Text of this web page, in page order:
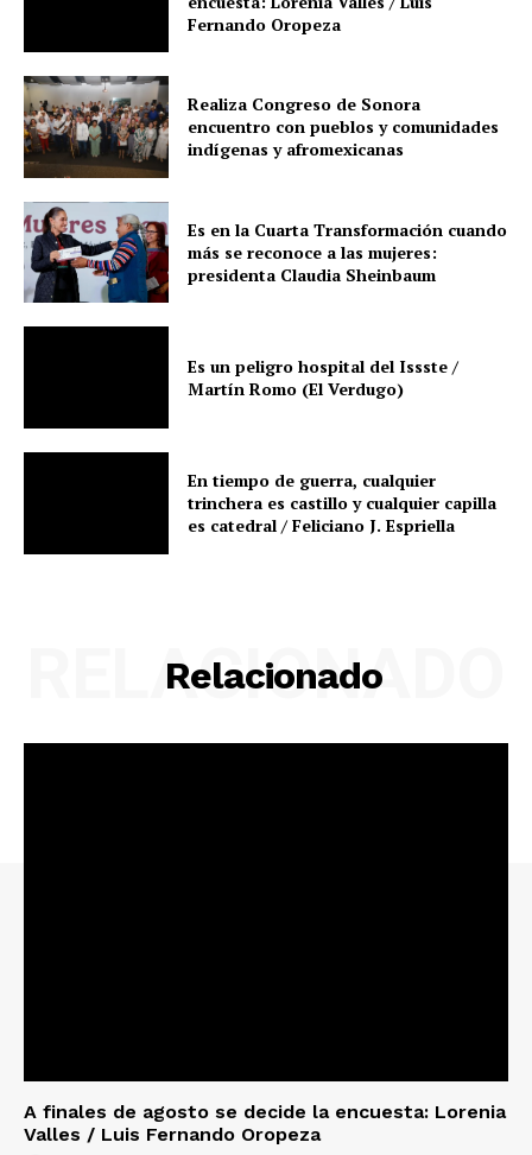
Fernando Oropeza
Realiza Congreso de Sonora
encuentro con pueblos y comunidades
indígenas y afromexicanas
Es en la Cuarta Transformación cuando
más se reconoce a las mujeres:
presidenta Claudia Sheinbaum
Es un peligro hospital del Issste /
Martín Romo (El Verdugo)
En tiempo de guerra, cualquier
trinchera es castillo y cualquier capilla
es catedral / Feliciano J. Espriella
Relacionado
RELACIONADO
A finales de agosto se decide la encuesta: Lorenia
Valles / Luis Fernando Oropeza